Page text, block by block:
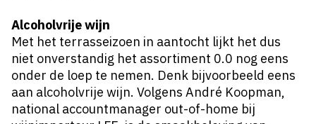
Alcoholvrije wijn
Met het terrasseizoen in aantocht lijkt het dus
niet onverstandig het assortiment 0.0 nog eens
onder de loep te nemen. Denk bijvoorbeeld eens
aan alcoholvrije wijn. Volgens André Koopman,
national accountmanager out-of-home bij